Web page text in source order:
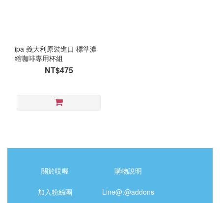
ipa 義大利原裝進口 標準濃
縮咖啡專用杯組
NT$475
關於哎喔 購物說明
加入粉絲團 Line@:@addons